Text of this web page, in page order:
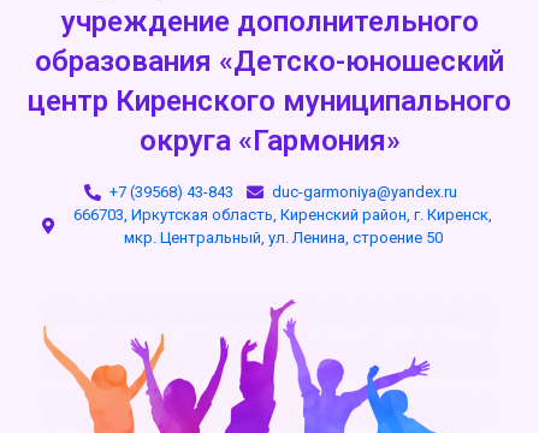
учреждение дополнительного
образования «Детско-юношеский
центр Киренского муниципального
округа «Гармония»
+7 (39568) 43-843
duc-garmoniya@yandex.ru
666703, Иркутская область, Киренский район, г. Киренск,
мкр. Центральный, ул. Ленина, строение 50